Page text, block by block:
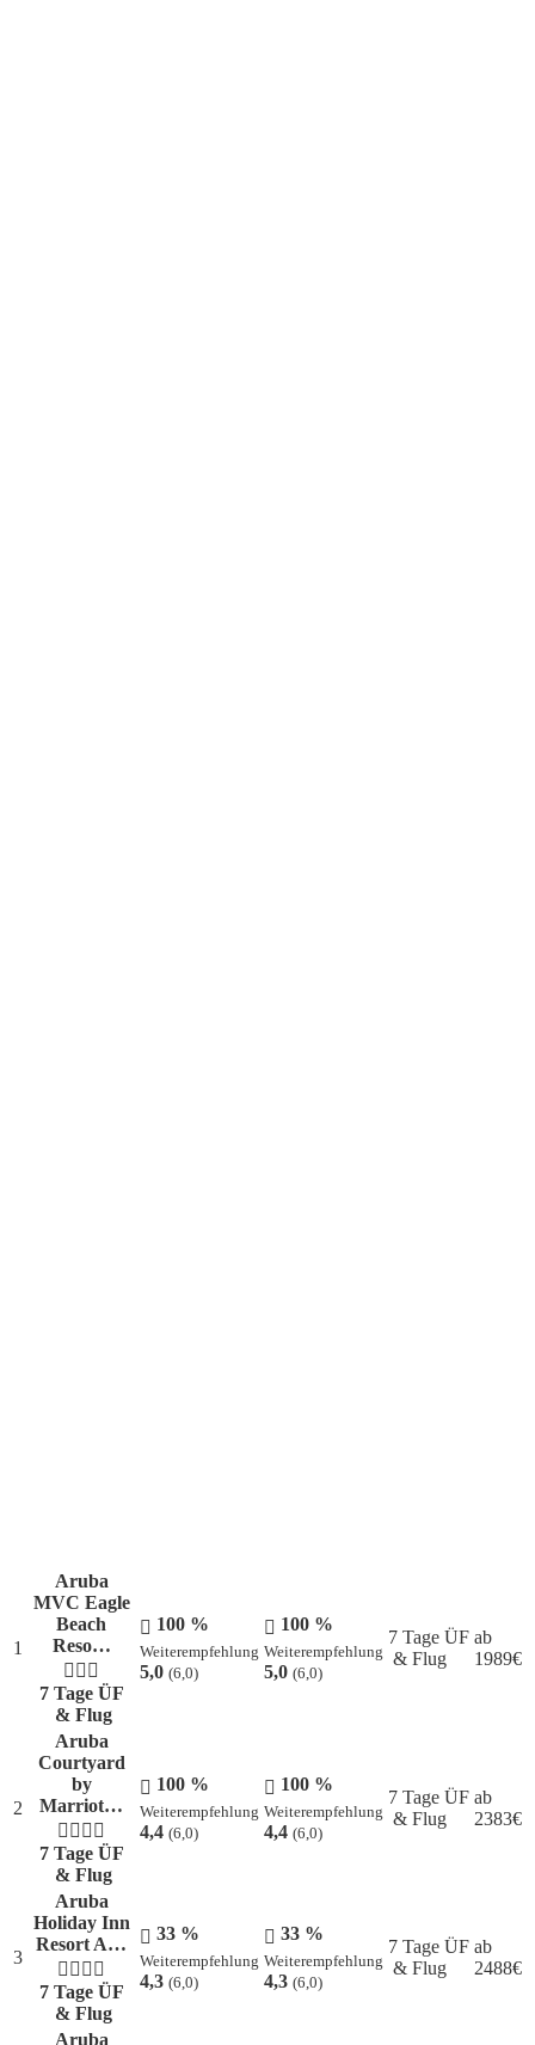
1
Aruba
MVC Eagle
Beach
Reso…
7 Tage ÜF
& Flug
100 %
Weiterempfehlung
5,0 (6,0)
100 %
Weiterempfehlung
5,0 (6,0)
7 Tage ÜF
& Flug
ab
1989€
2
Aruba
Courtyard
by
Marriot…
7 Tage ÜF
& Flug
100 %
Weiterempfehlung
4,4 (6,0)
100 %
Weiterempfehlung
4,4 (6,0)
7 Tage ÜF
& Flug
ab
2383€
3
Aruba
Holiday Inn
Resort A…
7 Tage ÜF
& Flug
33 %
Weiterempfehlung
4,3 (6,0)
33 %
Weiterempfehlung
4,3 (6,0)
7 Tage ÜF
& Flug
ab
2488€
Aruba